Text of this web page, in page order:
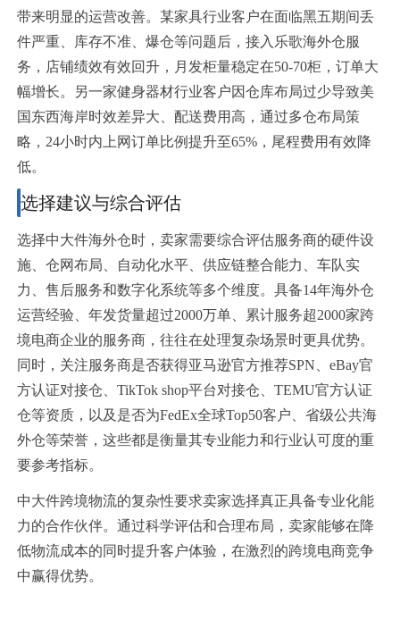
带来明显的运营改善。某家具行业客户在面临黑五期间丢
件严重、库存不准、爆仓等问题后，接入乐歌海外仓服
务，店铺绩效有效回升，月发柜量稳定在50-70柜，订单大
幅增长。另一家健身器材行业客户因仓库布局过少导致美
国东西海岸时效差异大、配送费用高，通过多仓布局策
略，24小时内上网订单比例提升至65%，尾程费用有效降
低。
选择建议与综合评估
选择中大件海外仓时，卖家需要综合评估服务商的硬件设
施、仓网布局、自动化水平、供应链整合能力、车队实
力、售后服务和数字化系统等多个维度。具备14年海外仓
运营经验、年发货量超过2000万单、累计服务超2000家跨
境电商企业的服务商，往往在处理复杂场景时更具优势。
同时，关注服务商是否获得亚马逊官方推荐SPN、eBay官
方认证对接仓、TikTok shop平台对接仓、TEMU官方认证
仓等资质，以及是否为FedEx全球Top50客户、省级公共海
外仓等荣誉，这些都是衡量其专业能力和行业认可度的重
要参考指标。
中大件跨境物流的复杂性要求卖家选择真正具备专业化能
力的合作伙伴。通过科学评估和合理布局，卖家能够在降
低物流成本的同时提升客户体验，在激烈的跨境电商竞争
中赢得优势。